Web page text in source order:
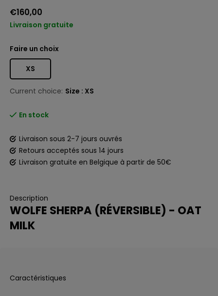
€160,00
Livraison gratuite
Faire un choix
XS
Current choice: Size : XS
En stock
Livraison sous 2-7 jours ouvrés
Retours acceptés sous 14 jours
Livraison gratuite en Belgique à partir de 50€
Description
WOLFE SHERPA (RÉVERSIBLE) - OAT
MILK
Caractéristiques